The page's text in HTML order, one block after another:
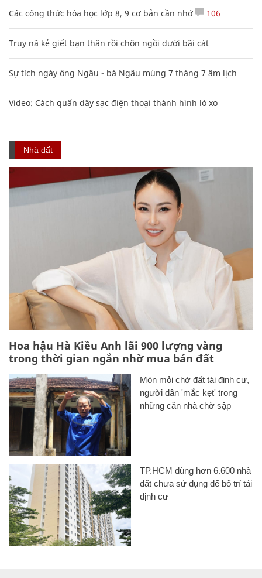
Các công thức hóa học lớp 8, 9 cơ bản cần nhớ 106
Truy nã kẻ giết bạn thân rồi chôn ngồi dưới bãi cát
Sự tích ngày ông Ngâu - bà Ngâu mùng 7 tháng 7 âm lịch
Video: Cách quấn dây sạc điện thoại thành hình lò xo
Nhà đất
Hoa hậu Hà Kiều Anh lãi 900 lượng vàng
trong thời gian ngắn nhờ mua bán đất
Mòn mỏi chờ đất tái định cư,
người dân 'mắc kẹt' trong
những căn nhà chờ sập
TP.HCM dùng hơn 6.600 nhà
đất chưa sử dụng để bố trí tái
định cư